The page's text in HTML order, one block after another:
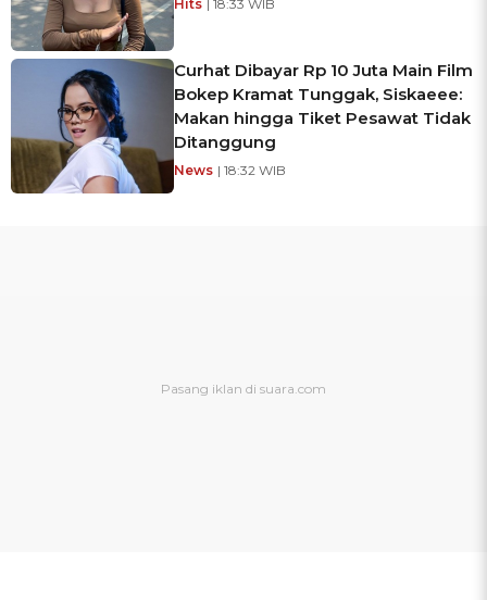
Hits | 18:33 WIB
Curhat Dibayar Rp 10 Juta Main Film
Bokep Kramat Tunggak, Siskaeee:
Makan hingga Tiket Pesawat Tidak
Ditanggung
News | 18:32 WIB